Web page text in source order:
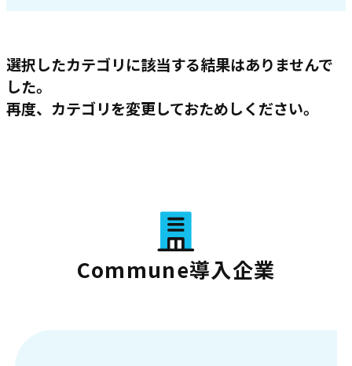
選択したカテゴリに該当する結果はありませんで
した。
再度、カテゴリを変更しておためしください。
Commune導入企業